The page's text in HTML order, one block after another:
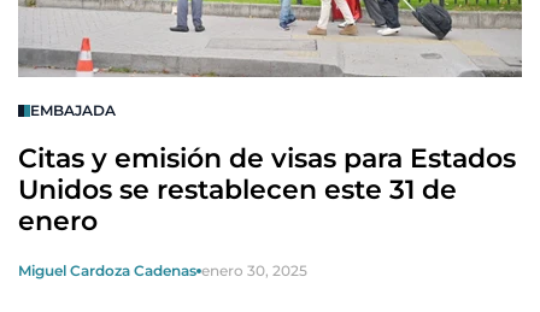
EMBAJADA
Citas y emisión de visas para Estados
Unidos se restablecen este 31 de
enero
Miguel Cardoza Cadenas enero 30, 2025